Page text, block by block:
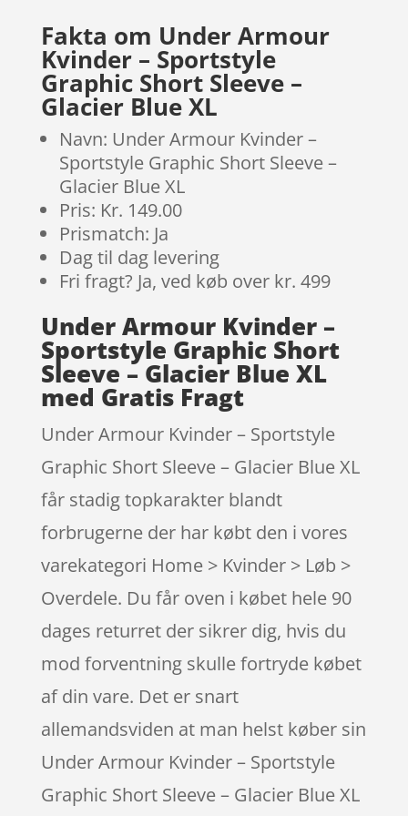
mmelser
Fakta om Under Armour
Kvinder – Sportstyle
Graphic Short Sleeve –
Glacier Blue XL
Navn: Under Armour Kvinder –
Sportstyle Graphic Short Sleeve –
Glacier Blue XL
Pris: Kr. 149.00
Prismatch: Ja
Dag til dag levering
Fri fragt? Ja, ved køb over kr. 499
Under Armour Kvinder –
Sportstyle Graphic Short
Sleeve – Glacier Blue XL
med Gratis Fragt
Under Armour Kvinder – Sportstyle
Graphic Short Sleeve – Glacier Blue XL
får stadig topkarakter blandt
forbrugerne der har købt den i vores
varekategori Home > Kvinder > Løb >
Overdele. Du får oven i købet hele 90
dages returret der sikrer dig, hvis du
mod forventning skulle fortryde købet
af din vare. Det er snart
allemandsviden at man helst køber sin
Under Armour Kvinder – Sportstyle
Graphic Short Sleeve – Glacier Blue XL